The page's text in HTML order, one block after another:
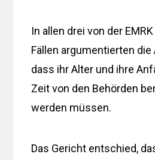
In allen drei von der
Fällen argumentierten die
dass ihr Alter und ihre
Zeit von den Behörden
werden müssen.
Das Gericht entschied,